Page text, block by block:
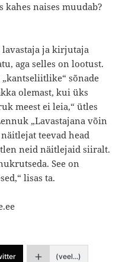
kahes naises muudab?
ja kirjutaja
aga selles on lootust.
„kantseliitlike“ sõnade
olemast, kui üks
meest ei leia,“ ütles
„Lavastajana võin
teevad head
neid näitlejaid siiralt.
See on
lisas ta.
(veel...)